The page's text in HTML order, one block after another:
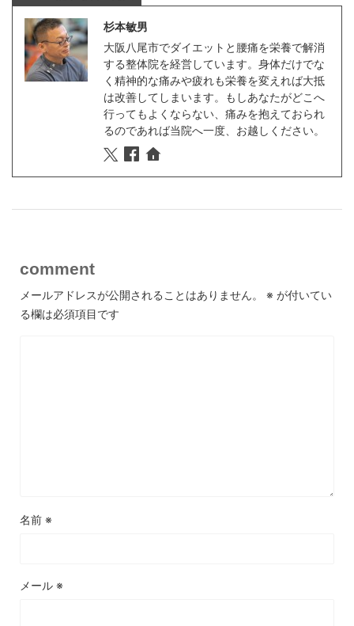
杉本敏男
大阪八尾市でダイエットと腰痛を栄養で解消
する整体院を経営しています。身体だけでな
く精神的な痛みや疲れも栄養を変えれば大抵
は改善してしまいます。もしあなたがどこへ
行ってもよくならない、痛みを抱えておられ
るのであれば当院へ一度、お越しください。
comment
メールアドレスが公開されることはありません。 ※ が付いてい
る欄は必須項目です
名前 ※
メール ※